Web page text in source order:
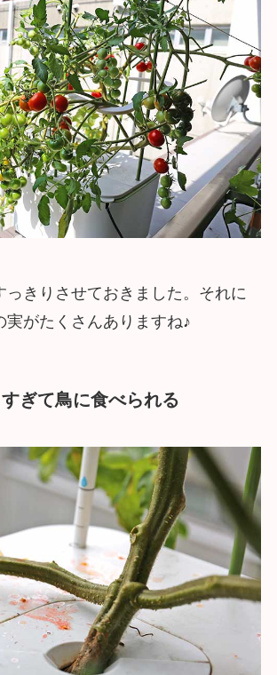
っきりさせておきました。それに
実がたくさんありますね♪
すぎて鳥に食べられる